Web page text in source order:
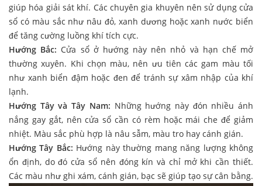
giúp hóa giải sát khí. Các chuyên gia khuyên nên sử dụng cửa
sổ có màu sắc như nâu đỏ, xanh dương hoặc xanh nước biển
để tăng cường luồng khí tích cực.
Hướng Bắc: Cửa sổ ở hướng này nên nhỏ và hạn chế mở
thường xuyên. Khi chọn màu, nên ưu tiên các gam màu tối
như xanh biển đậm hoặc đen để tránh sự xâm nhập của khí
lạnh.
Hướng Tây và Tây Nam: Những hướng này đón nhiều ánh
nắng gay gắt, nên cửa sổ cần có rèm hoặc mái che để giảm
nhiệt. Màu sắc phù hợp là nâu sẫm, màu tro hay cánh gián.
Hướng Tây Bắc: Hướng này thường mang năng lượng không
ổn định, do đó cửa sổ nên đóng kín và chỉ mở khi cần thiết.
Các màu như ghi xám, cánh gián, bạc sẽ giúp tạo sự cân bằng.